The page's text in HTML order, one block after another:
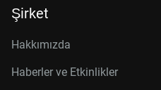
Şirket
Hakkımızda
Haberler ve Etkinlikler